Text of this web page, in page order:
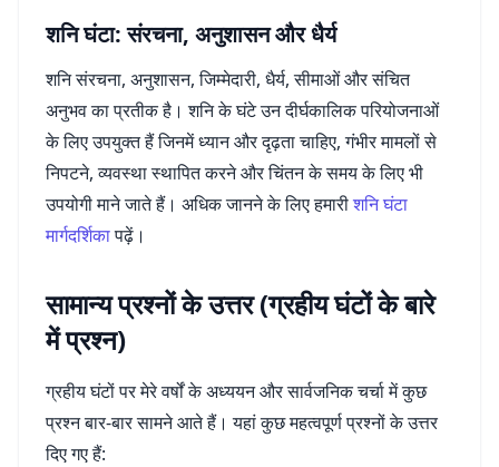
शनि घंटा: संरचना, अनुशासन और धैर्य
शनि संरचना, अनुशासन, जिम्मेदारी, धैर्य, सीमाओं और संचित
अनुभव का प्रतीक है। शनि के घंटे उन दीर्घकालिक परियोजनाओं
के लिए उपयुक्त हैं जिनमें ध्यान और दृढ़ता चाहिए, गंभीर मामलों से
निपटने, व्यवस्था स्थापित करने और चिंतन के समय के लिए भी
उपयोगी माने जाते हैं। अधिक जानने के लिए हमारीशनि घंटा
मार्गदर्शिकापढ़ें।
सामान्य प्रश्नों के उत्तर (ग्रहीय घंटों के बारे
में प्रश्न)
ग्रहीय घंटों पर मेरे वर्षों के अध्ययन और सार्वजनिक चर्चा में कुछ
प्रश्न बार-बार सामने आते हैं। यहां कुछ महत्वपूर्ण प्रश्नों के उत्तर
दिए गए हैं: